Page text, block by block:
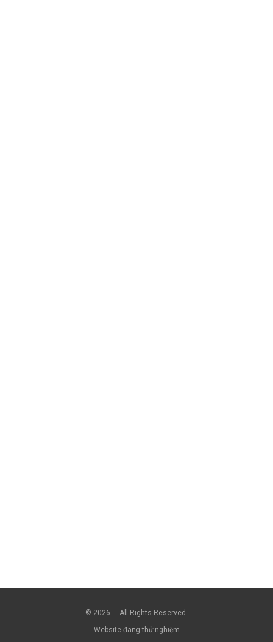
© 2026 - . All Rights Reserved.
Website đang thử nghiệm